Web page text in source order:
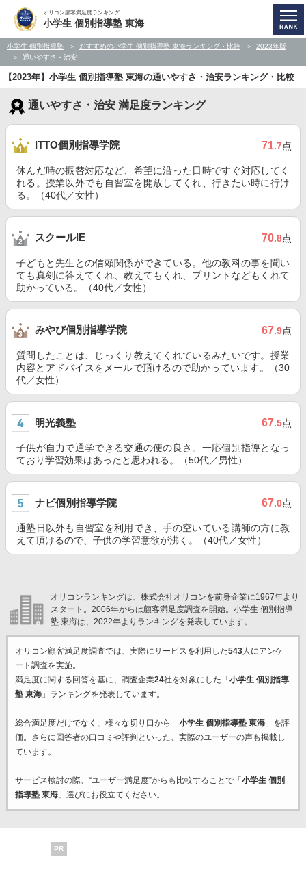
オリコン顧客満足度ランキング
小学生 個別指導塾 東海
小学生 個別指導塾 おすすめの小学生 個別指導塾 東海ランキング・比較
2023年版
通いやすさ・治安
【2023年】小学生 個別指導塾 東海の通いやすさ・治安ランキング・比較
通いやすさ・治安 満足度ランキング
ITTO個別指導学院 71.7点
休んだ時の振替対応など、希望に沿った日時ですぐ対応してく
れる。授業以外でも自習室を開放してくれ、行きたい時に行け
る。（40代／女性）
スクールIE 70.8点
子どもと先生との信頼関係ができている。他の教科の事を聞い
ても真剣に答えてくれ、教えてもくれ、プリントなどもくれて
助かっている。（40代／女性）
みやび個別指導学院 67.9点
質問したことは、じっくり教えてくれているみたいです。授業
内容とアドバイスをメールで頂けるので助かっています。（30
代／女性）
明光義塾 67.5点
子供が自力で通学できる交通の便の良さ。一応個別指導となっ
ており学習効果はあったと思われる。（50代／男性）
ナビ個別指導学院 67.0点
通塾日以外も自習室を利用でき、手の空いている講師の方に教
えて頂けるので、子供の学習意欲が沸く。（40代／女性）
オリコンランキングは、株式会社オリコンを前身企業に1967年より
スタート。2006年からは顧客満足度調査を開始。小学生 個別指導
塾 東海は、2022年よりランキングを発表しています。
オリコン顧客満足度調査では、実際にサービスを利用した543人にアンケ
ート調査を実施。
満足度に関する回答を基に、調査企業24社を対象にした「 小学生 個別指導
塾 東海」ランキングを発表しています。
総合満足度だけでなく、様々な切り口から「 小学生 個別指導塾 東海」を評
価。さらに回答者の口コミや評判といった、実際のユーザーの声も掲載し
ています。
サービス検討の際、“ユーザー満足度”からも比較することで「 小学生 個別
指導塾 東海」選びにお役立てください。
PR